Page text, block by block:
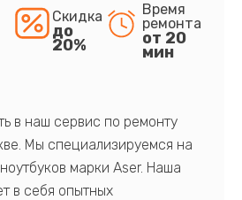
Скидка
до
20%
Время
ремонта
от 20
мин
в наш сервис по ремонту
Мы специализируемся на
марки Aser. Наша
в себя опытных